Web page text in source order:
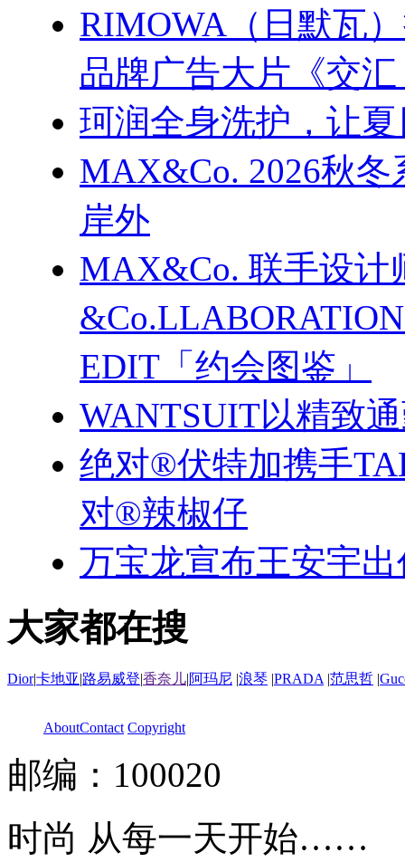
RIMOWA（日默瓦
品牌广告大片《交
珂润全身洗护，让
MAX&Co. 2026秋
岸外
MAX&Co. 联手设计
EDIT「约会图鉴」
WANTSUIT以精致
绝对®伏特加携手
对®辣椒仔
万宝龙宣布王安宇
大家都在搜
Dior|卡地亚|路易威登|香奈儿|阿玛尼 |浪琴 |PRADA |范思哲 |
AboutContact Copyright
邮编：100020
时尚 从每一天开始……